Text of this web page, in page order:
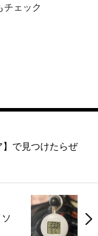
チェック
で見つけたらぜ